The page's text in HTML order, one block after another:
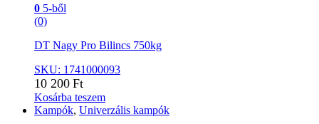
0 5-ből
(0)
DT Nagy Pro Bilincs 750kg
SKU: 1741000093
10 200 Ft
Kosárba teszem
Kampók, Univerzális kampók